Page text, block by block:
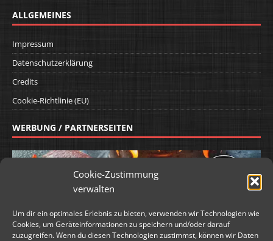
Cookie-Zustimmung
verwalten
Um dir ein optimales Erlebnis zu bieten, verwenden wir Technologien wie
Cookies, um Geräteinformationen zu speichern und/oder darauf
zuzugreifen. Wenn du diesen Technologien zustimmst, können wir Daten
ALLGEMEINES
Impressum
Datenschutzerklärung
Credits
Cookie-Richtlinie (EU)
WERBUNG / PARTNERSEITEN